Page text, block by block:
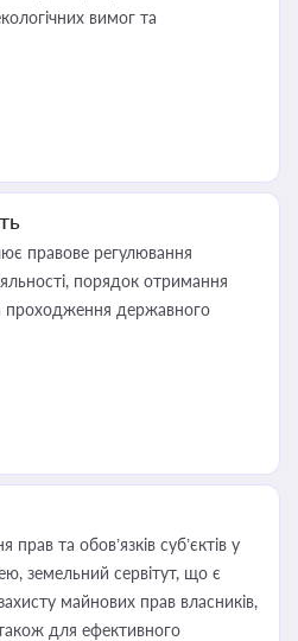
вимог та
правове регулювання
порядок отримання
проходження державного
прав та обов’язків суб’єктів у
земельний сервітут, що є
майнових прав власників,
для ефективного